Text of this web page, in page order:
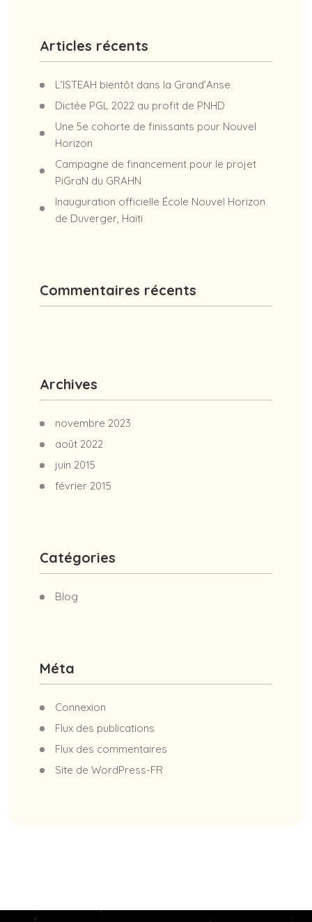
Articles récents
L’ISTEAH bientôt dans la Grand’Anse
Dictée PGL 2022 au profit de PNHD
Une 5e cohorte de finissants pour Nouvel
Horizon
Campagne de financement pour le projet
PiGraN du GRAHN
Inauguration officielle École Nouvel Horizon
de Duverger, Haiti
Commentaires récents
Archives
novembre 2023
août 2022
juin 2015
février 2015
Catégories
Blog
Méta
Connexion
Flux des publications
Flux des commentaires
Site de WordPress-FR